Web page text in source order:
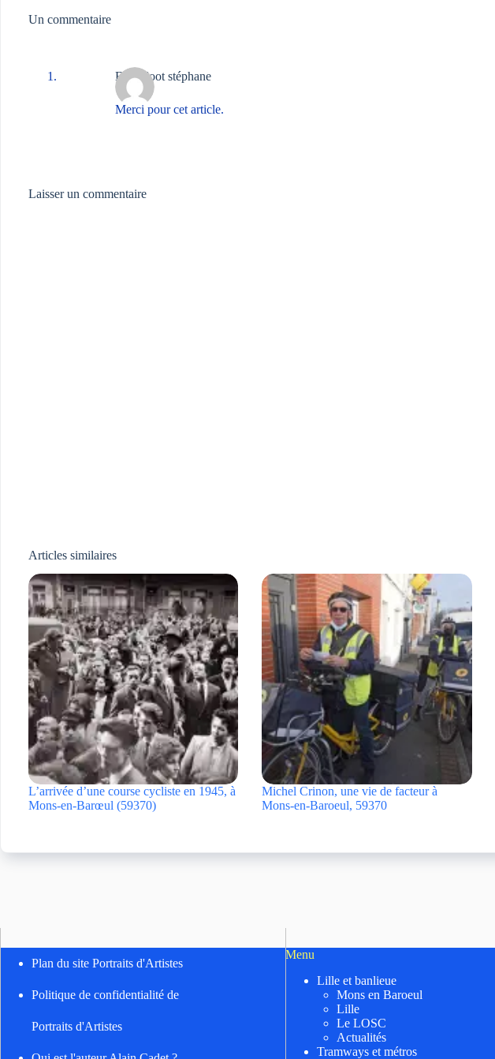
Un commentaire
Eeckeloot stéphane
Merci pour cet article.
Laisser un commentaire
Articles similaires
L’arrivée d’une course cycliste en 1945, à
Mons-en-Barœul (59370)
Michel Crinon, une vie de facteur à
Mons-en-Baroeul, 59370
Plan du site Portraits d'Artistes
Politique de confidentialité de
Portraits d'Artistes
Menu
Lille et banlieue
Mons en Baroeul
Lille
Le LOSC
Actualités
Tramways et métros